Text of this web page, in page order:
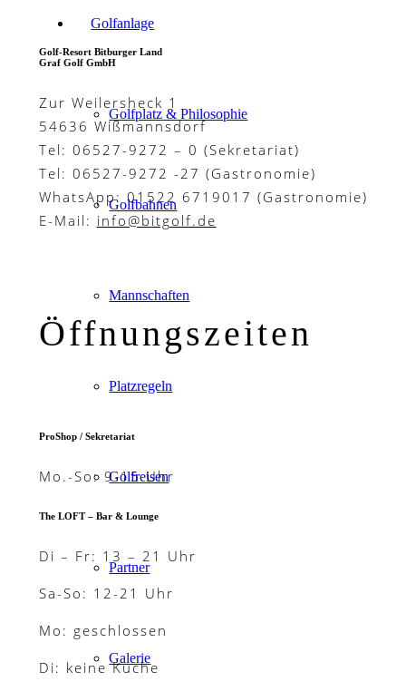
Golfanlage
Golfplatz & Philosophie
Golfbahnen
Mannschaften
Platzregeln
Golfreisen
Partner
Galerie
Golf-Resort Bitburger Land
Graf Golf GmbH
Zur Weilersheck 1
54636 Wißmannsdorf
Tel: 06527-9272 – 0 (Sekretariat)
Tel: 06527-9272 -27 (Gastronomie)
WhatsApp: 01522 6719017 (Gastronomie)
E-Mail: info@bitgolf.de
Öffnungszeiten
ProShop / Sekretariat
Mo.-So: 9-15 Uhr
The LOFT – Bar & Lounge
Di – Fr: 13 – 21 Uhr
Sa-So: 12-21 Uhr
Mo: geschlossen
Di: keine Küche